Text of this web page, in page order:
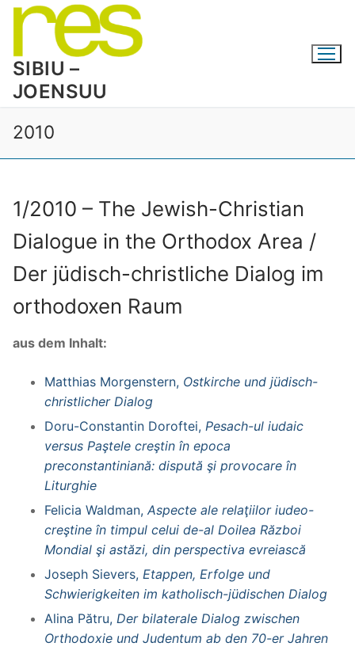
Skip
SIBIU –
JOENSUU
2010
1/2010 – The Jewish-Christian
Dialogue in the Orthodox Area /
Der jüdisch-christliche Dialog im
orthodoxen Raum
aus dem Inhalt:
Matthias Morgenstern, Ostkirche und jüdisch-
christlicher Dialog
Doru-Constantin Doroftei, Pesach-ul iudaic
versus Paştele creştin în epoca
preconstantiniană: dispută şi provocare în
Liturghie
Felicia Waldman, Aspecte ale relaţiilor iudeo-
creştine în timpul celui de-al Doilea Război
Mondial şi astăzi, din perspectiva evreiască
Joseph Sievers, Etappen, Erfolge und
Schwierigkeiten im katholisch-jüdischen Dialog
Alina Pătru, Der bilaterale Dialog zwischen
Orthodoxie und Judentum ab den 70-er Jahren